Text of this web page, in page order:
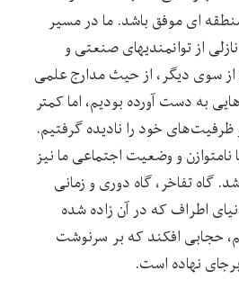
‏ای موفق باشد. ما در مسیر
از توانمندی‏های صنعتی و
از سوی دیگر، از حیث مدارج علمی
به دست آورده بودیم، اما کمتر
خود را نادیده گرفتیم.
نامتوازن و وضعیت اجتماعی ما نیز
گاه تفاخر، گاه دوری و زمانی
اطراف که در آن زاده شده
حجابی افکند که بر سرنوشت
نهاده است.